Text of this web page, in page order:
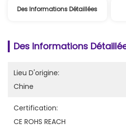
Des Informations Détaillées
Des Informations
Lieu D'origine:
Chine
Certification:
CE ROHS REACH